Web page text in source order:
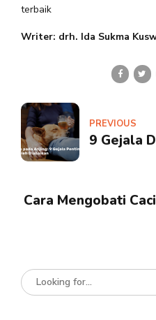
terbaik
Writer: drh. Ida Sukma
PREVIOUS
9 Gejala
Cara Mengobati